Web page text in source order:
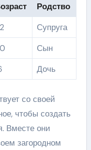
Родство
Супруга
Сын
Дочь
со своей
чтобы создать
Вместе они
загородном